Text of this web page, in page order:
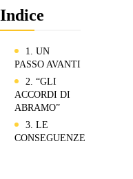
Indice
1. UN
PASSO AVANTI
2. “GLI
ACCORDI DI
ABRAMO”
3. LE
CONSEGUENZE